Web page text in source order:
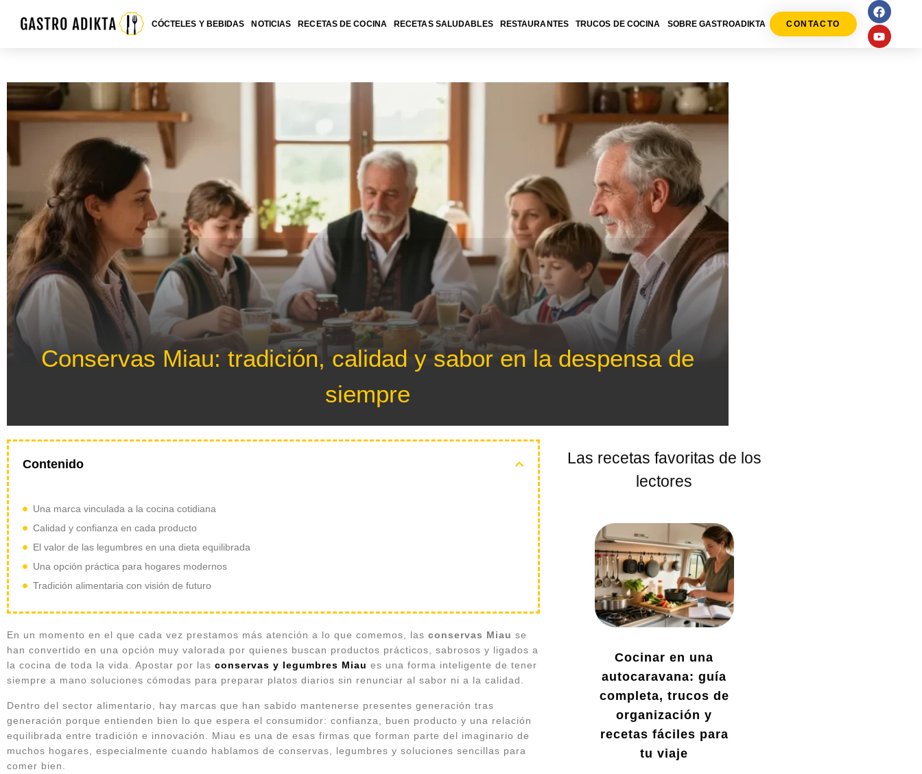
CÓCTELES Y BEBIDAS NOTICIAS RECETAS DE COCINA RECETAS SALUDABLES RESTAURANTES TRUCOS DE COCINA SOBRE GASTROADIKTA CONTACTO
Conservas Miau: tradición, calidad y sabor en la despensa de
siempre
Contenido
Una marca vinculada a la cocina cotidiana
Calidad y confianza en cada producto
El valor de las legumbres en una dieta equilibrada
Una opción práctica para hogares modernos
Tradición alimentaria con visión de futuro
En un momento en el que cada vez prestamos más atención a lo que comemos, las conservas Miau se
han convertido en una opción muy valorada por quienes buscan productos prácticos, sabrosos y ligados a
la cocina de toda la vida. Apostar por las conservas y legumbres Miau es una forma inteligente de tener
siempre a mano soluciones cómodas para preparar platos diarios sin renunciar al sabor ni a la calidad.
Dentro del sector alimentario, hay marcas que han sabido mantenerse presentes generación tras
generación porque entienden bien lo que espera el consumidor: confianza, buen producto y una relación
equilibrada entre tradición e innovación. Miau es una de esas firmas que forman parte del imaginario de
muchos hogares, especialmente cuando hablamos de conservas, legumbres y soluciones sencillas para
comer bien.
Las recetas favoritas de los
lectores
Cocinar en una
autocaravana: guía
completa, trucos de
organización y
recetas fáciles para
tu viaje